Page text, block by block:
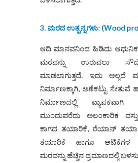
3. ಮರದ ಉತ್ಪನ್ನಗಳು: (Wood
ಆದಿ ಮಾನವನಿಂದ ಹಿಡಿದು
ಮರವನ್ನು ಉರುವಲು
ಮಾಡಲಾಗುತ್ತದೆ. ಇದು ಅಲ್ಲದೆ
ನಿರ್ಮಾಣಕ್ಕಾಗಿ, ಅಣೆಕಟ್ಟು ಸೇತುವೆ
ನಿರ್ಮಾಣದಲ್ಲಿ ವ್ಯಾಪಕವಾಗಿ
ಮುಂದುವರೆದು ಅಲಂಕಾರಿಕ
ಕಾಗದ ತಯಾರಿಕೆ, ರೆಯಾನ್‌
ತಯಾರಿಕೆ ಹಾಗೂ ಆಟಿಕೆಗಳ
ಮರವನ್ನು ಹೆಚ್ಚಿನ ಪ್ರಮಾಣದಲ್ಲಿ